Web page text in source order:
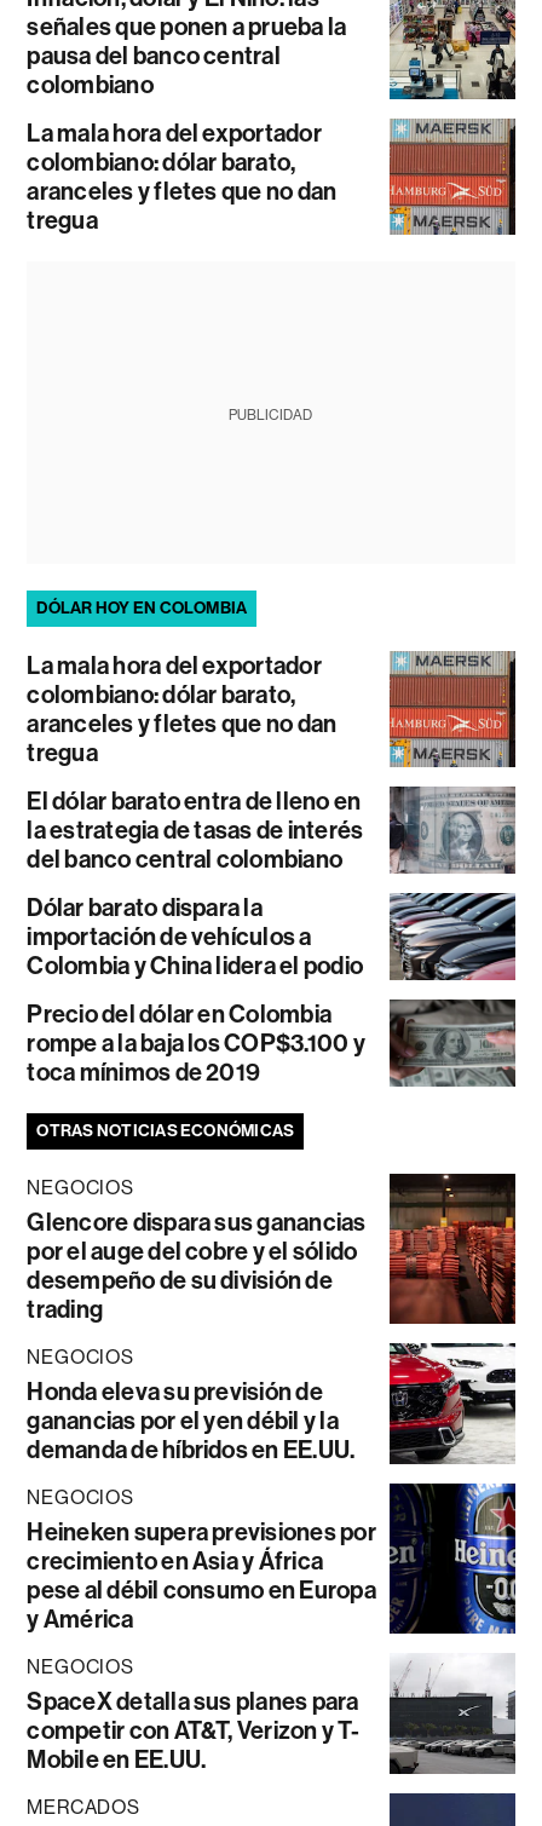
señales que ponen a prueba la
pausa del banco central
colombiano
La mala hora del exportador
colombiano: dólar barato,
aranceles y fletes que no dan
tregua
PUBLICIDAD
DÓLAR HOY EN COLOMBIA
La mala hora del exportador
colombiano: dólar barato,
aranceles y fletes que no dan
tregua
El dólar barato entra de lleno en
la estrategia de tasas de interés
del banco central colombiano
Dólar barato dispara la
importación de vehículos a
Colombia y China lidera el podio
Precio del dólar en Colombia
rompe a la baja los COP$3.100 y
toca mínimos de 2019
OTRAS NOTICIAS ECONÓMICAS
NEGOCIOS
Glencore dispara sus ganancias
por el auge del cobre y el sólido
desempeño de su división de
trading
NEGOCIOS
Honda eleva su previsión de
ganancias por el yen débil y la
demanda de híbridos en EE.UU.
NEGOCIOS
Heineken supera previsiones por
crecimiento en Asia y África
pese al débil consumo en Europa
y América
NEGOCIOS
SpaceX detalla sus planes para
competir con AT&T, Verizon y T-
Mobile en EE.UU.
MERCADOS